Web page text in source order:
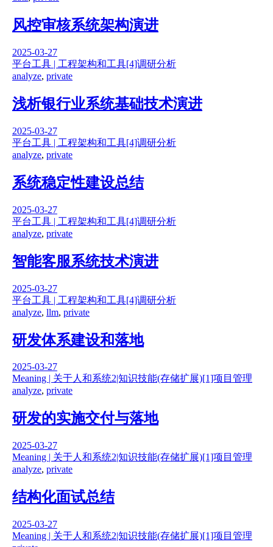
风控审核系统架构演进
2025-03-27
平台工具 | 工程架构和工具[4]调研分析
analyze, private
浅析银行业系统基础技术演进
2025-03-27
平台工具 | 工程架构和工具[4]调研分析
analyze, private
系统稳定性建设总结
2025-03-27
平台工具 | 工程架构和工具[4]调研分析
analyze, private
智能客服系统技术演进
2025-03-27
平台工具 | 工程架构和工具[4]调研分析
analyze, llm, private
研发体系建设和落地
2025-03-27
Meaning | 关于人和系统2|知识技能(存储扩展)[1]项目管理
analyze, private
研发的实施交付与落地
2025-03-27
Meaning | 关于人和系统2|知识技能(存储扩展)[1]项目管理
analyze, private
结构化面试总结
2025-03-27
Meaning | 关于人和系统2|知识技能(存储扩展)[1]项目管理